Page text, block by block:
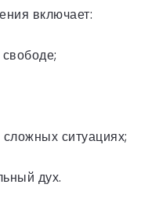
включает:
ситуациях;
дух.